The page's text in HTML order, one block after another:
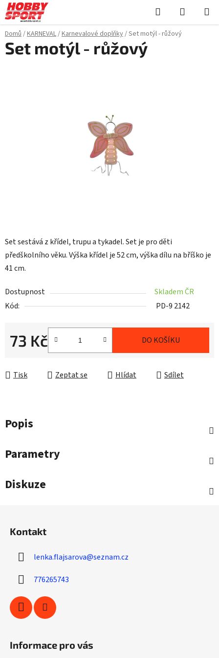
Přejít
na
obsah
Hledat
KOŠÍK
Domů/KARNEVAL/Karnevalové doplňky/Set motýl - růžový
Set sestává z křídel, trupu a tykadel. Set je pro děti
předškolního věku. Výška křídel je 52 cm, výška dílu na bříško je
41 cm.
Dostupnost
Skladem ČR
Kód:
PD-9 2142
73 Kč
Měrná cena:
DO KOŠÍKU
Tisk Zeptat se Hlídat Sdílet
Set motýl - růžový
Popis
Parametry
Diskuze
Kontakt
lenka.flajsarova@seznam.cz
776265743
Informace pro vás